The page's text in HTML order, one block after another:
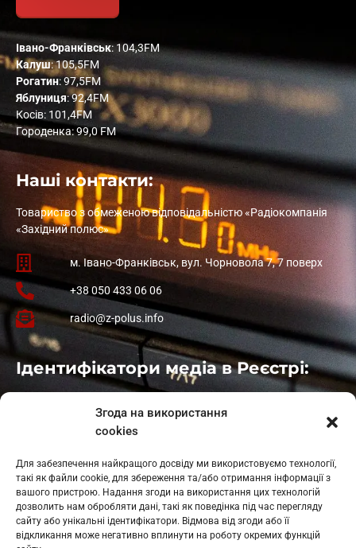
Згода на використання
cookies
Для забезпечення найкращого досвіду ми використовуємо технології,
такі як файли cookie, для збереження та/або отримання інформації з
вашого пристрою. Надання згоди на використання цих технологій
дозволить нам обробляти дані, такі як поведінка під час перегляду
сайту або унікальні ідентифікатори. Відмова від згоди або її
відкликання може негативно вплинути на роботу окремих функцій
Івано-Франківськ: 104,3FM
Калуш: 105,5FM
Рогатин: 97,5FM
Яблуниця: 92,4FM
Косів: 101,4FM
Городенка: 99,0 FM
Наші контакти:
Товариство з обмеженою відповідальністю «Радіокомпанія
«Західний полюс»
м. Івано-Франківськ, вул. Чорновола 7, 7 поверх
+38 050 433 06 06
radio@z-polus.info
Ідентифікатори медіа в Реєстрі:
: L11-01410
: L11-01801
Косів: L11-01805
Гарасимів: L11-02274